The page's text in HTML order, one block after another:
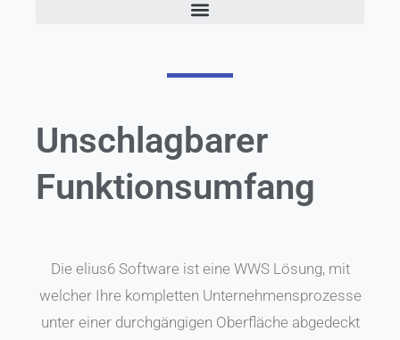
Unschlagbarer
Funktionsumfang
Die elius6 Software ist eine WWS Lösung, mit
welcher Ihre kompletten Unternehmensprozesse
unter einer durchgängigen Oberfläche abgedeckt